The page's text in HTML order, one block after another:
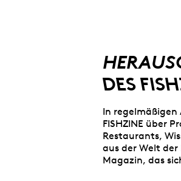
DES
In
FISHZINE über
Restaurants,
aus der Welt der
Magazin, das